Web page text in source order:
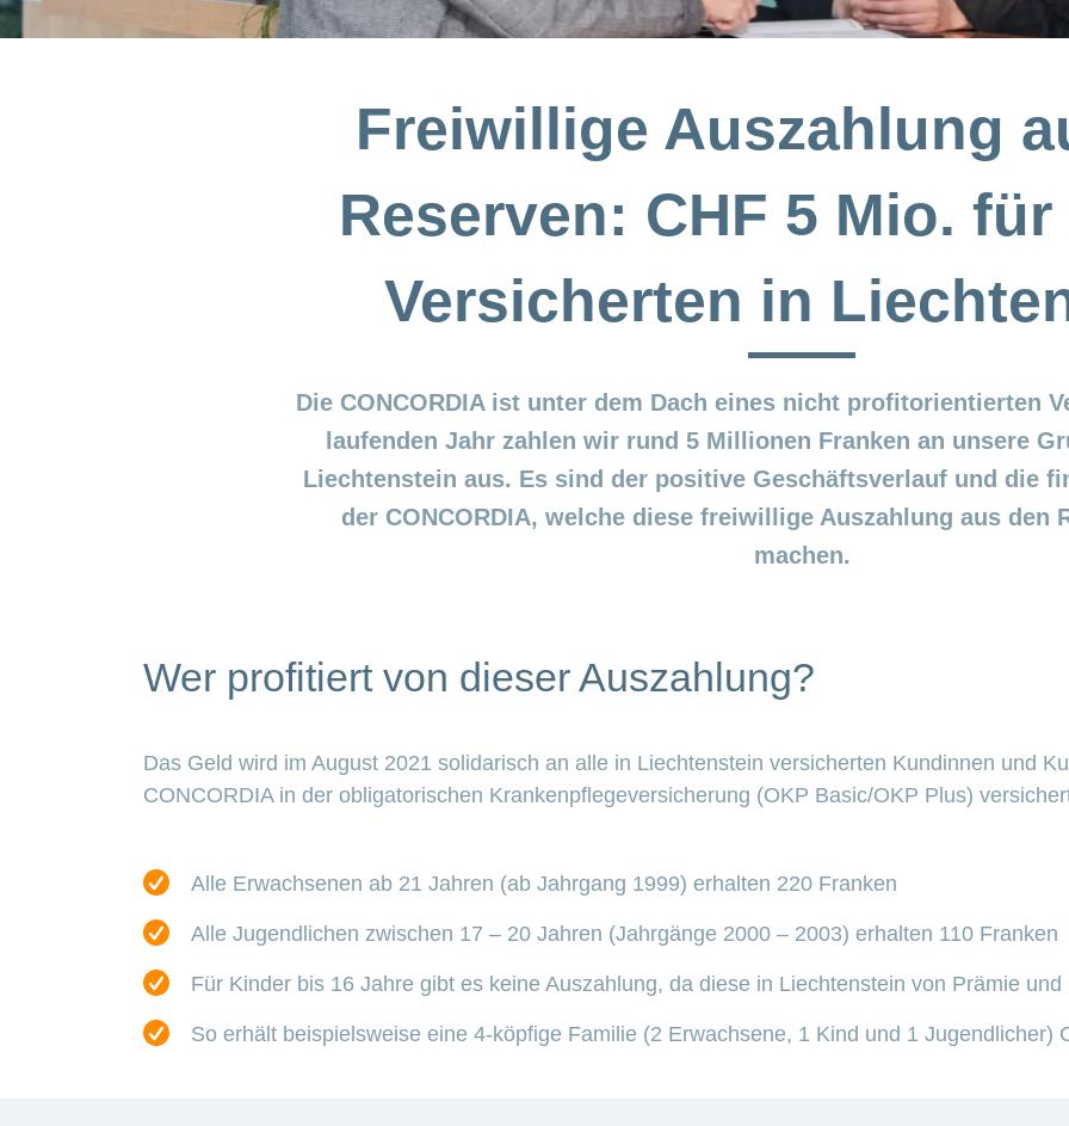
Freiwillige Auszahlung
Reserven: CHF 5 Mio.
Versicherten in
Die CONCORDIA ist unter dem Dach eines nicht profitorientierten
laufenden Jahr zahlen wir rund 5 Millionen Franken an unsere
Liechtenstein aus. Es sind der positive Geschäftsverlauf und die
der CONCORDIA, welche diese freiwillige Auszahlung aus den
machen.
Wer profitiert von dieser Auszahlung?
Das Geld wird im August 2021 solidarisch an alle in Liechtenstein versicherten Kundinnen und
CONCORDIA in der obligatorischen Krankenpflegeversicherung (OKP Basic/OKP Plus)
Alle Erwachsenen ab 21 Jahren (ab Jahrgang 1999) erhalten 220 Franken
Alle Jugendlichen zwischen 17 – 20 Jahren (Jahrgänge 2000 – 2003) erhalten 110 Franken
Für Kinder bis 16 Jahre gibt es keine Auszahlung, da diese in Liechtenstein von Prämie
So erhält beispielsweise eine 4-köpfige Familie (2 Erwachsene, 1 Kind und 1 Jugendlicher)